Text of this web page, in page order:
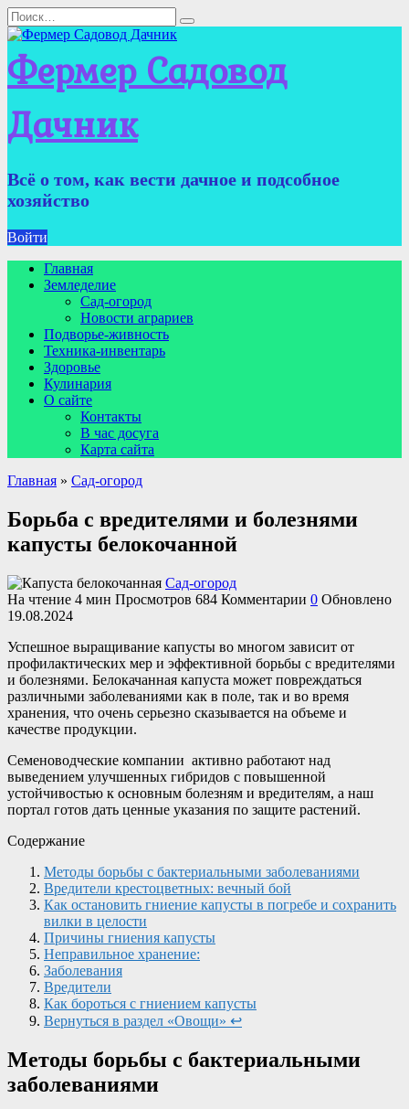
Перейти
к
содержанию
Search
for:
Фермер Садовод
Дачник
Всё о том, как вести дачное и подсобное
хозяйство
Войти
Главная
Земледелие
Сад-огород
Новости аграриев
Подворье-живность
Техника-инвентарь
Здоровье
Кулинария
О сайте
Контакты
В час досуга
Карта сайта
Главная » Сад-огород
Борьба с вредителями и болезнями
капусты белокочанной
Сад-огород
На чтение 4 мин Просмотров 684 Комментарии 0 Обновлено
19.08.2024
Успешное выращивание капусты во многом зависит от
профилактических мер и эффективной борьбы с вредителями
и болезнями. Белокачанная капуста может повреждаться
различными заболеваниями как в поле, так и во время
хранения, что очень серьезно сказывается на объеме и
качестве продукции.
Семеноводческие компании активно работают над
выведением улучшенных гибридов с повышенной
устойчивостью к основным болезням и вредителям, а наш
портал готов дать ценные указания по защите растений.
Содержание
Методы борьбы с бактериальными заболеваниями
Вредители крестоцветных: вечный бой
Как остановить гниение капусты в погребе и сохранить
вилки в целости
Причины гниения капусты
Неправильное хранение:
Заболевания
Вредители
Как бороться с гниением капусты
Вернуться в раздел «Овощи» ↩
Методы борьбы с бактериальными
заболеваниями